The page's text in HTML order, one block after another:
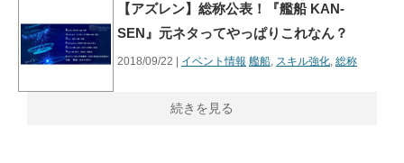
【アズレン】総称公表！『艦船 KAN-
SEN』元ネタってやっぱりこれなん？
2018/09/22 | イベント情報 艦船, スキル強化, 総称
続きを見る